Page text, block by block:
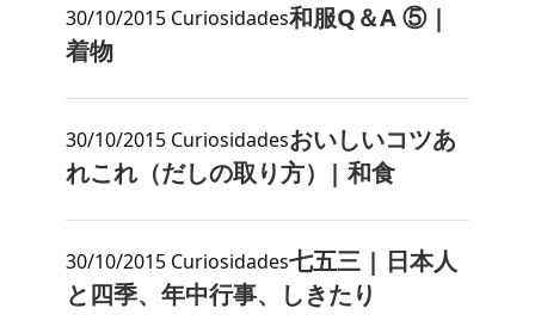
30/10/2015 Curiosidades和服Q＆A ⑤ |
着物
30/10/2015 Curiosidadesおいしいコツあ
れこれ（だしの取り方）| 和食
30/10/2015 Curiosidades七五三 | 日本人
と四季、年中行事、しきたり